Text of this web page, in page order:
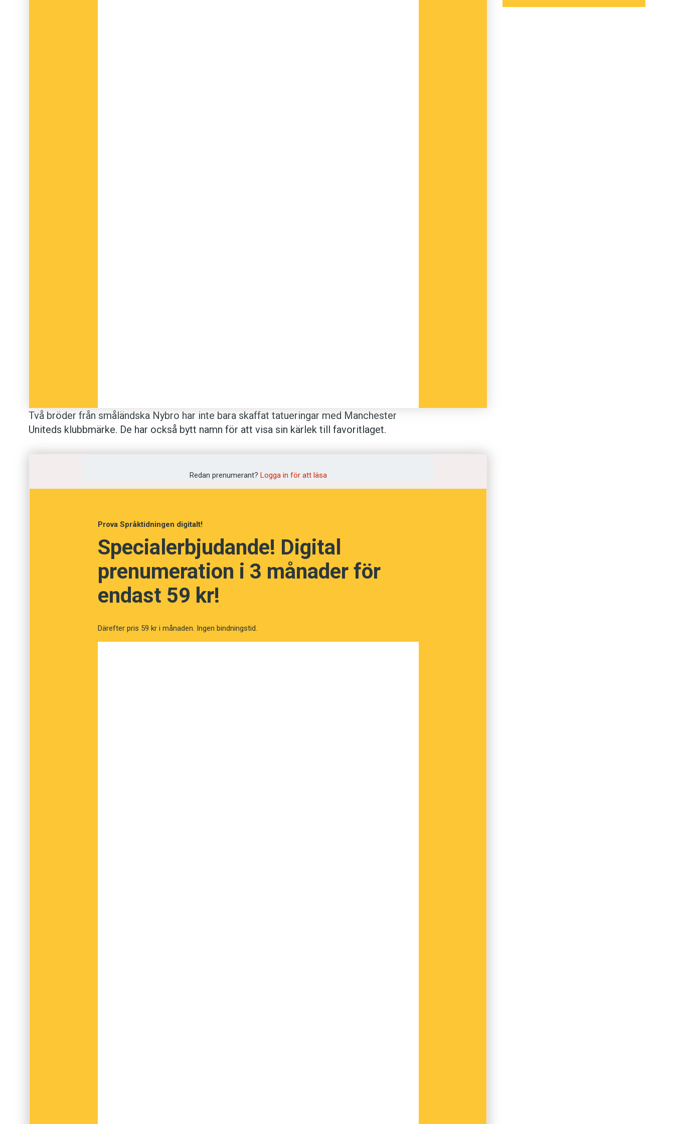
Två bröder från småländska Nybro har inte bara skaffat tatueringar med Manchester
Uniteds klubbmärke. De har också bytt namn för att visa sin kärlek till favoritlaget.
Rasmus Jim Ryan Manchester Götberg. ”Vi känner stolthet över det”, säger Rasmus
Redan prenumerant? Logga in för att läsa
Prova Språktidningen digitalt!
Specialerbjudande! Digital
prenumeration i 3 månader för
endast 59 kr!
Därefter pris 59 kr i månaden. Ingen bindningstid.